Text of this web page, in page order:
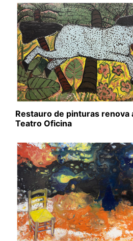
Restauro de pinturas renova
Teatro Oficina